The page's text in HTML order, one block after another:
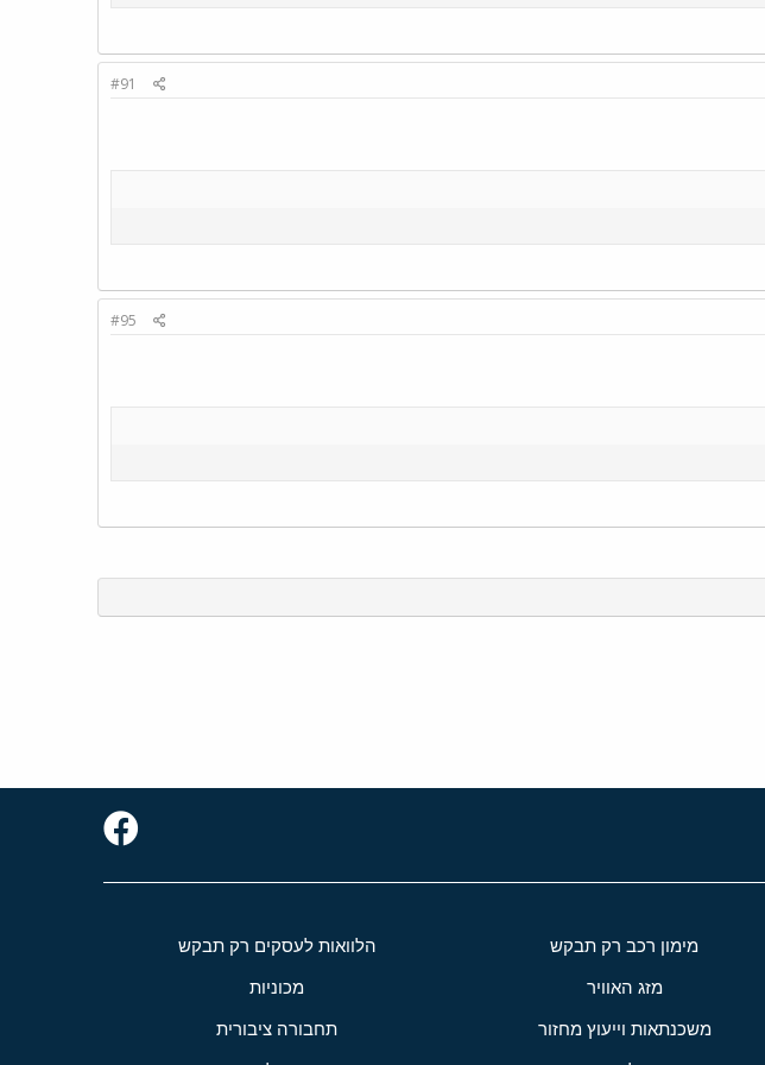
#91
#95
מימון רכב רק תבקש הלוואות לעסקים רק תבקש
מזג האוויר מכוניות
משכנתאות וייעוץ מחזור תחבורה ציבורית